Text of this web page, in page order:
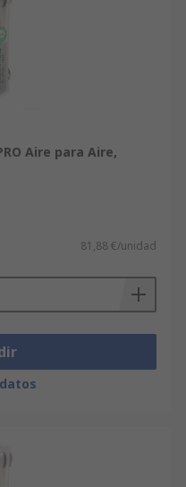
Aire para Aire,
81,88 €/unidad